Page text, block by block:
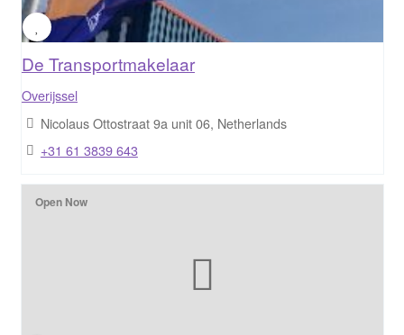
De Transportmakelaar
Overijssel
Nicolaus Ottostraat 9a unit 06, Netherlands
+31 61 3839 643
Open Now